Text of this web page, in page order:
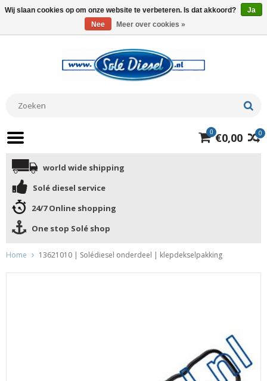
0
0 €0,00
world wide shipping
Solé diesel service
24/7 Online shopping
One stop Solé shop
Home 13621010 | Solédiesel onderdeel | klepdekselpakking
Wij slaan cookies op om onze website te verbeteren. Is dat akkoord?
Ja
Nee
Meer over cookies »